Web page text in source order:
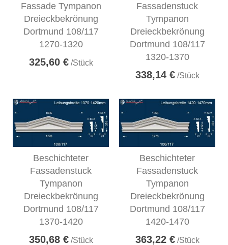
Fassade Tympanon
Dreieckbekrönung
Dortmund 108/117
1270-1320
325,60 €/Stück
Fassadenstuck
Tympanon
Dreieckbekrönung
Dortmund 108/117
1320-1370
338,14 €/Stück
Beschichteter
Fassadenstuck
Tympanon
Dreieckbekrönung
Dortmund 108/117
1370-1420
350,68 €/Stück
Beschichteter
Fassadenstuck
Tympanon
Dreieckbekrönung
Dortmund 108/117
1420-1470
363,22 €/Stück